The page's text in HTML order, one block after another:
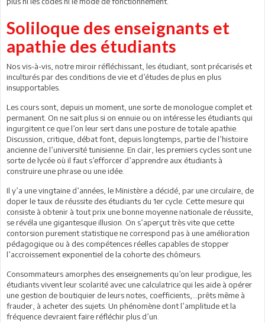
Soliloque des enseignants et
apathie des étudiants
Nos vis-à-vis, notre miroir réfléchissant, les étudiant, sont précarisés et
inculturés par des conditions de vie et d’études de plus en plus
insupportables.
Les cours sont, depuis un moment, une sorte de monologue complet et
permanent. On ne sait plus si on ennuie ou on intéresse les étudiants qui
ingurgitent ce que l’on leur sert dans une posture de totale apathie.
Discussion, critique, débat font, depuis longtemps, partie de l’histoire
ancienne de l’université tunisienne. En clair, les premiers cycles sont une
sorte de lycée où il faut s’efforcer d’apprendre aux étudiants à
construire une phrase ou une idée.
Il y’a une vingtaine d’années, le Ministère a décidé, par une circulaire, de
doper le taux de réussite des étudiants du 1er cycle. Cette mesure qui
consiste à obtenir à tout prix une bonne moyenne nationale de réussite,
se révéla une gigantesque illusion. On s’aperçut très vite que cette
contorsion purement statistique ne correspond pas à une amélioration
pédagogique ou à des compétences réelles capables de stopper
l’accroissement exponentiel de la cohorte des chômeurs.
Consommateurs amorphes des enseignements qu’on leur prodigue, les
étudiants vivent leur scolarité avec une calculatrice qui les aide à opérer
une gestion de boutiquier de leurs notes, coefficients,…prêts même à
frauder, à acheter des sujets. Un phénomène dont l’amplitude et la
fréquence devraient faire réfléchir plus d’un.